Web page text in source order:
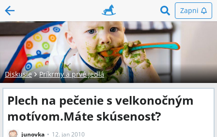
Zapni
Diskusie Príkrmy a prvé jedlá
Plech na pečenie s velkonočným
motívom.Máte skúsenosť?
junovka 12. jan 2010